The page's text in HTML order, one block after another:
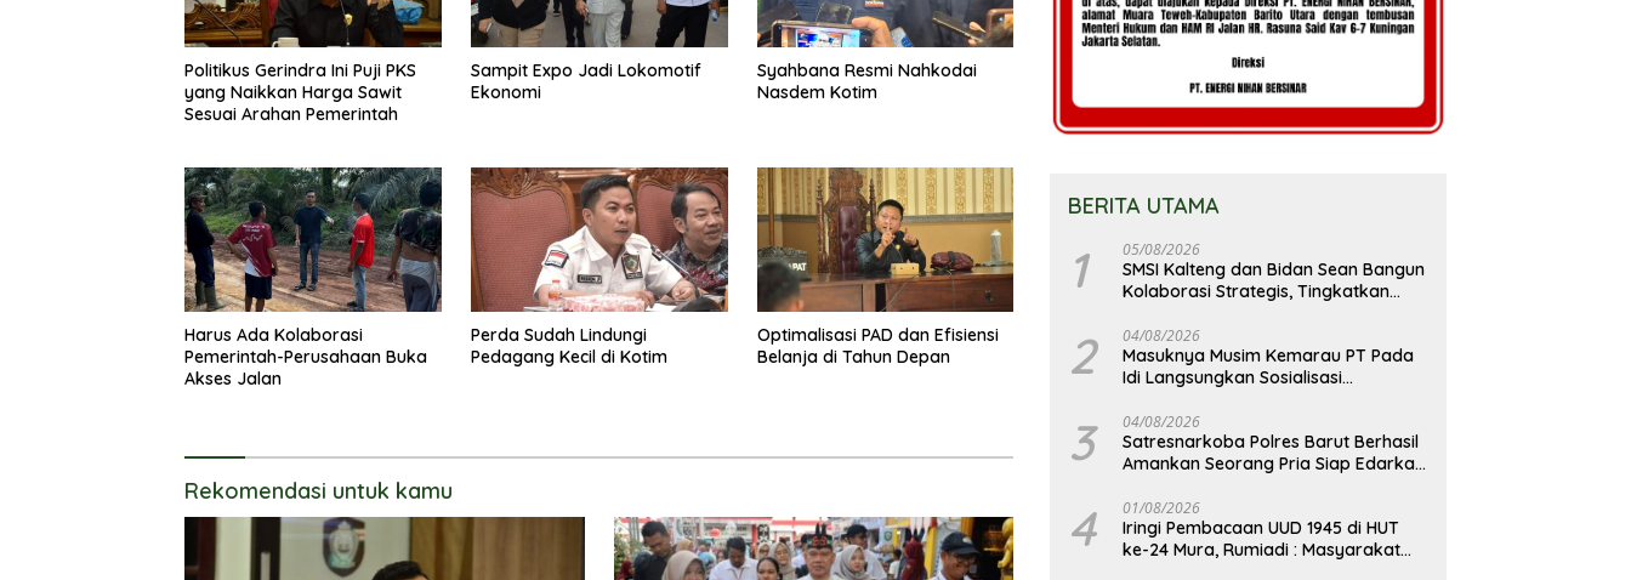
Politikus Gerindra Ini Puji PKS
yang Naikkan Harga Sawit
Sesuai Arahan Pemerintah
Sampit Expo Jadi Lokomotif
Ekonomi
Syahbana Resmi Nahkodai
Nasdem Kotim
Harus Ada Kolaborasi
Pemerintah-Perusahaan Buka
Akses Jalan
Perda Sudah Lindungi
Pedagang Kecil di Kotim
Optimalisasi PAD dan Efisiensi
Belanja di Tahun Depan
Rekomendasi untuk kamu
BERITA UTAMA
1 05/08/2026
SMSI Kalteng dan Bidan Sean Bangun
Kolaborasi Strategis, Tingkatkan
2 04/08/2026
Masuknya Musim Kemarau PT Pada
Idi Langsungkan Sosialisasi
3 04/08/2026
Satresnarkoba Polres Barut Berhasil
Amankan Seorang Pria Siap Edarkan
Gram
4 01/08/2026
Iringi Pembacaan UUD 1945 di HUT
ke-24 Mura, Rumiadi : Masyarakat